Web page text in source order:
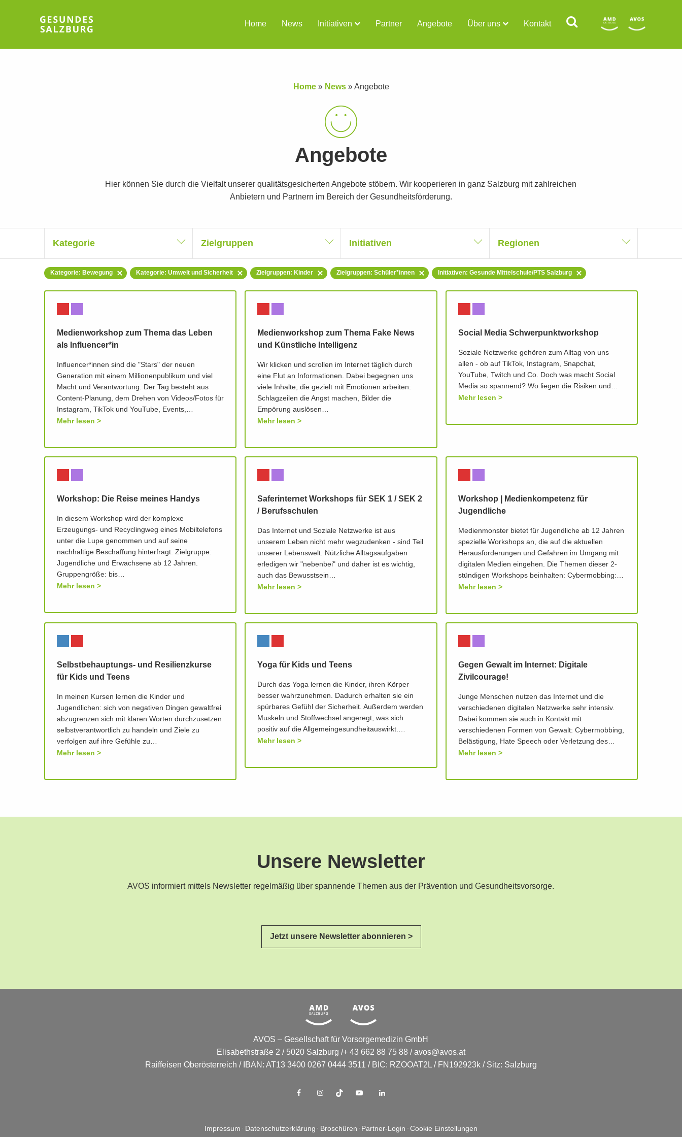
Home News Initiativen Partner Angebote Über uns Kontakt
Home» News»Angebote
Angebote
Hier können Sie durch die Vielfalt unserer qualitätsgesicherten Angebote stöbern. Wir kooperieren in ganz Salzburg mit zahlreichen
Anbietern und Partnern im Bereich der Gesundheitsförderung.
Kategorie Zielgruppen Initiativen Regionen
Kategorie: Bewegung Kategorie: Umwelt und Sicherheit Zielgruppen: Kinder Zielgruppen: Schüler*innen Initiativen: Gesunde Mittelschule/PTS Salzburg
Medienworkshop zum Thema das Leben
als Influencer*in
Influencer*innen sind die "Stars" der neuen
Generation mit einem Millionenpublikum und viel
Macht und Verantwortung. Der Tag besteht aus
Content-Planung, dem Drehen von Videos/Fotos für
Instagram, TikTok und YouTube, Events,…
Mehr lesen
Medienworkshop zum Thema Fake News
und Künstliche Intelligenz
Wir klicken und scrollen im Internet täglich durch
eine Flut an Informationen. Dabei begegnen uns
viele Inhalte, die gezielt mit Emotionen arbeiten:
Schlagzeilen die Angst machen, Bilder die
Empörung auslösen…
Mehr lesen
Social Media Schwerpunktworkshop
Soziale Netzwerke gehören zum Alltag von uns
allen - ob auf TikTok, Instagram, Snapchat,
YouTube, Twitch und Co. Doch was macht Social
Media so spannend? Wo liegen die Risiken und…
Mehr lesen
Workshop: Die Reise meines Handys
In diesem Workshop wird der komplexe
Erzeugungs- und Recyclingweg eines Mobiltelefons
unter die Lupe genommen und auf seine
nachhaltige Beschaffung hinterfragt. Zielgruppe:
Jugendliche und Erwachsene ab 12 Jahren.
Gruppengröße: bis…
Mehr lesen
Saferinternet Workshops für SEK 1 / SEK 2
/ Berufsschulen
Das Internet und Soziale Netzwerke ist aus
unserem Leben nicht mehr wegzudenken - sind Teil
unserer Lebenswelt. Nützliche Alltagsaufgaben
erledigen wir "nebenbei" und daher ist es wichtig,
auch das Bewusstsein…
Mehr lesen
Workshop | Medienkompetenz für
Jugendliche
Medienmonster bietet für Jugendliche ab 12 Jahren
spezielle Workshops an, die auf die aktuellen
Herausforderungen und Gefahren im Umgang mit
digitalen Medien eingehen. Die Themen dieser 2-
stündigen Workshops beinhalten: Cybermobbing:…
Mehr lesen
Selbstbehauptungs- und Resilienzkurse
für Kids und Teens
In meinen Kursen lernen die Kinder und
Jugendlichen: sich von negativen Dingen gewaltfrei
abzugrenzen sich mit klaren Worten durchzusetzen
selbstverantwortlich zu handeln und Ziele zu
verfolgen auf ihre Gefühle zu…
Mehr lesen
Yoga für Kids und Teens
Durch das Yoga lernen die Kinder, ihren Körper
besser wahrzunehmen. Dadurch erhalten sie ein
spürbares Gefühl der Sicherheit. Außerdem werden
Muskeln und Stoffwechsel angeregt, was sich
positiv auf die Allgemeingesundheitauswirkt.…
Mehr lesen
Gegen Gewalt im Internet: Digitale
Zivilcourage!
Junge Menschen nutzen das Internet und die
verschiedenen digitalen Netzwerke sehr intensiv.
Dabei kommen sie auch in Kontakt mit
verschiedenen Formen von Gewalt: Cybermobbing,
Belästigung, Hate Speech oder Verletzung des…
Mehr lesen
Unsere Newsletter
AVOS informiert mittels Newsletter regelmäßig über spannende Themen aus der Prävention und Gesundheitsvorsorge.
Jetzt unsere Newsletter abonnieren >
AVOS – Gesellschaft für Vorsorgemedizin GmbH
Elisabethstraße 2 / 5020 Salzburg /+ 43 662 88 75 88 / avos@avos.at
Raiffeisen Oberösterreich / IBAN: AT13 3400 0267 0444 3511 / BIC: RZOOAT2L / FN192923k / Sitz: Salzburg
Impressum Datenschutzerklärung Broschüren Partner-Login Cookie Einstellungen